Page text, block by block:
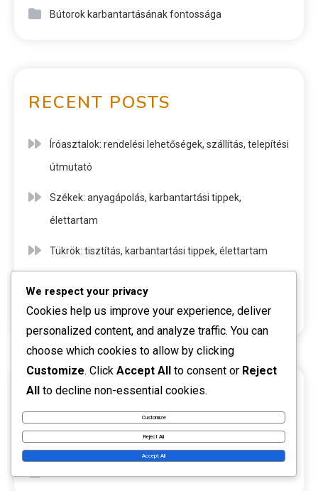
Bútorok karbantartásának fontossága
RECENT POSTS
Íróasztalok: rendelési lehetőségek, szállítás, telepítési
útmutató
Székek: anyagápolás, karbantartási tippek,
élettartam
Tükrök: tisztítás, karbantartási tippek, élettartam
Tükrök: rendelési idő, szállítás, garancia
ARCHIVES
December 2025
We respect your privacy
Cookies help us improve your experience, deliver
personalized content, and analyze traffic. You can
choose which cookies to allow by clicking
Customize. Click Accept All to consent or Reject
All to decline non-essential cookies.
Customize
Reject All
Accept All